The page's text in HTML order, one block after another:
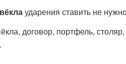
ударения ставить не
договор, портфель, столяр,